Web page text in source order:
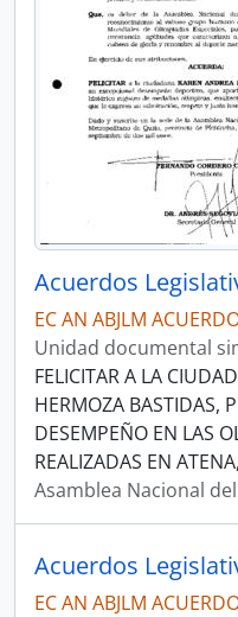
Acuerdos
EC AN ABJLM
Unidad documental
FELICITAR A LA
HERMOZA BASTIDAS,
DESEMPEÑO EN LAS
REALIZADAS EN
Asamblea Nacional
Acuerdos
EC AN ABJLM